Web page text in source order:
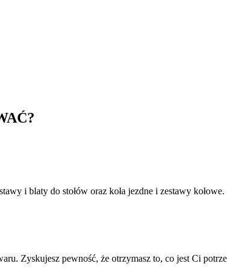
i blaty do stołów oraz koła jezdne i zestawy kołowe.
Zyskujesz pewność, że otrzymasz to, co jest Ci